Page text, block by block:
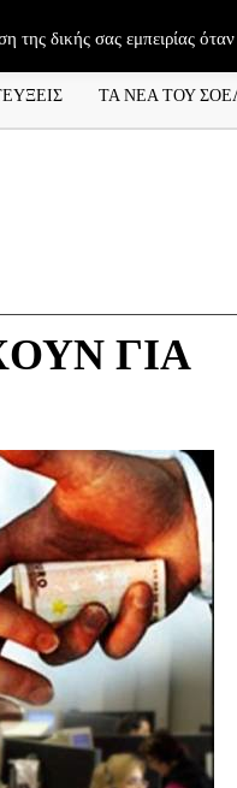
ΤΑ ΝΕΑ ΤΟΥ
ΓΙΑ
της δικής σας εμπειρίας όταν